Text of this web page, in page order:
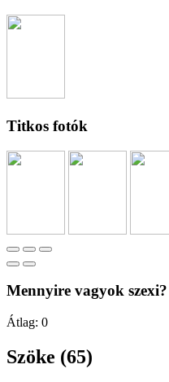
Titkos fotók
Mennyire vagyok szexi?
Átlag: 0
Szöke (65)